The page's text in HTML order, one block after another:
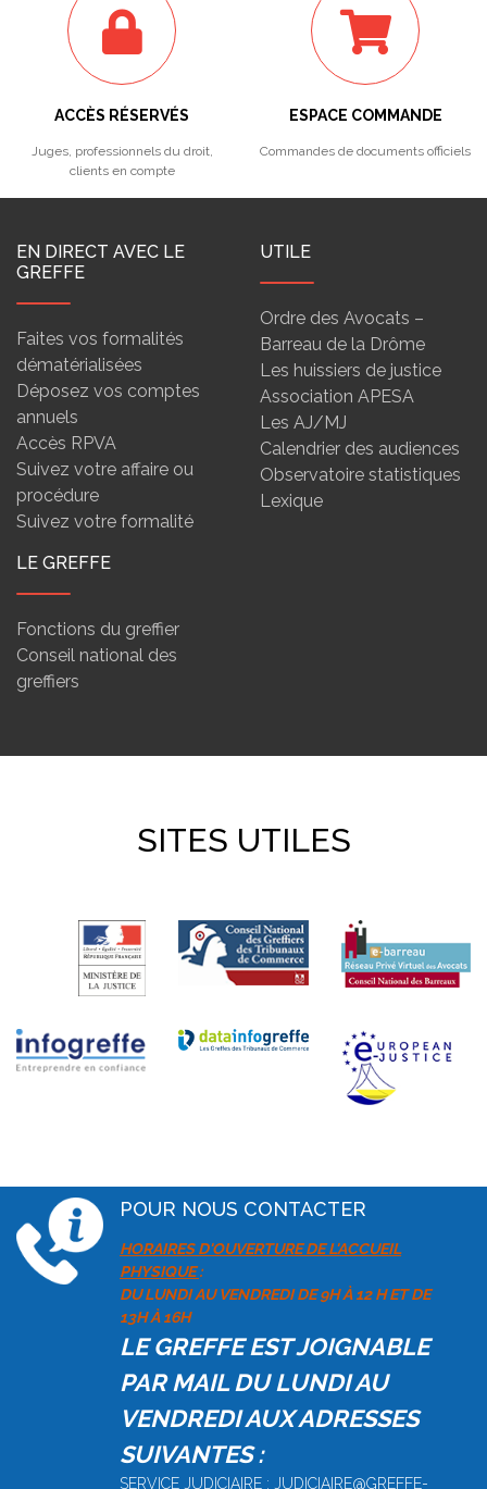
ACCÈS RÉSERVÉS
Juges, professionnels du droit,
clients en compte
ESPACE COMMANDE
Commandes de documents officiels
EN DIRECT AVEC LE
GREFFE
Faites vos formalités
dématérialisées
Déposez vos comptes
annuels
Accès RPVA
Suivez votre affaire ou
procédure
Suivez votre formalité
UTILE
Ordre des Avocats –
Barreau de la Drôme
Les huissiers de justice
Association APESA
Les AJ/MJ
Calendrier des audiences
Observatoire statistiques
Lexique
LE GREFFE
Fonctions du greffier
Conseil national des
greffiers
SITES UTILES
POUR NOUS CONTACTER
HORAIRES D'OUVERTURE DE L'ACCUEIL
PHYSIQUE:
DU LUNDI AU VENDREDI DE 9H À 12 H ET DE
13H À 16H
LE GREFFE EST JOIGNABLE
PAR MAIL DU LUNDI AU
VENDREDI AUX ADRESSES
SUIVANTES :
SERVICE JUDICIAIRE : JUDICIAIRE@GREFFE-